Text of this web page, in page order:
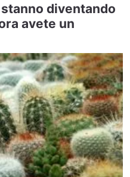
diventando
avete un